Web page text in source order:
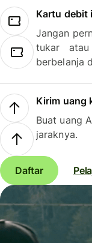
Kartu debit
Jangan
tukar atau
berbelanja
Kirim uang
Buat uang
jaraknya.
Daftar